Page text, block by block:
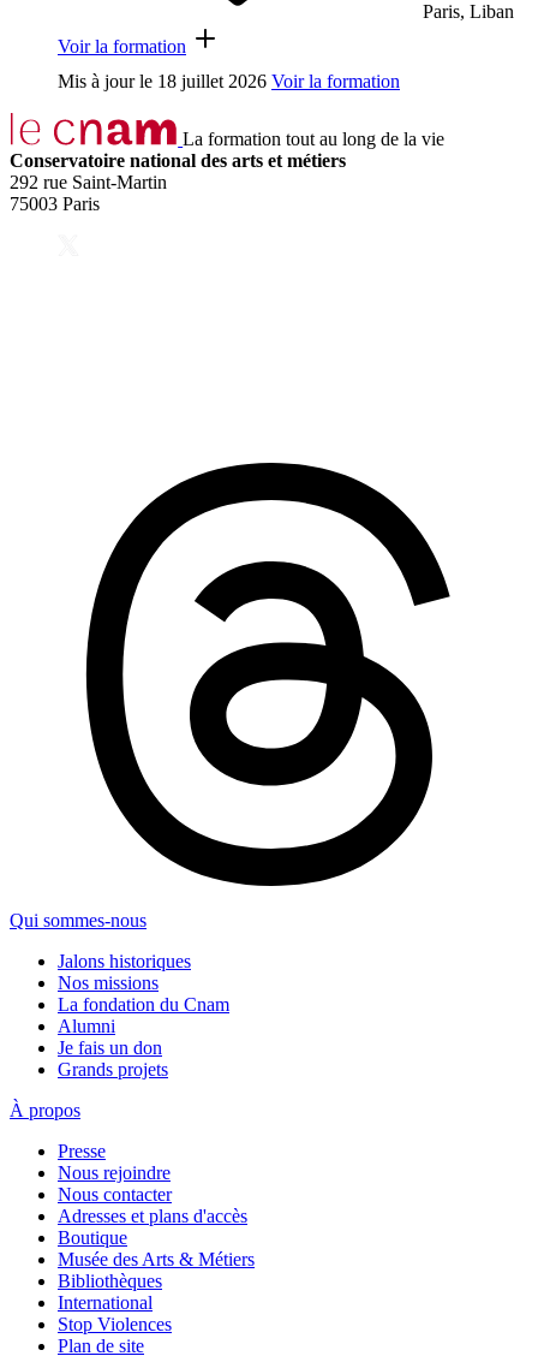
Paris, Liban
Voir la formation
Mis à jour le 18 juillet 2026 Voir la formation
La formation tout au long de la vie
Conservatoire national des arts et métiers
292 rue Saint-Martin
75003 Paris
Qui sommes-nous
Jalons historiques
Nos missions
La fondation du Cnam
Alumni
Je fais un don
Grands projets
À propos
Presse
Nous rejoindre
Nous contacter
Adresses et plans d'accès
Boutique
Musée des Arts & Métiers
Bibliothèques
International
Stop Violences
Plan de site